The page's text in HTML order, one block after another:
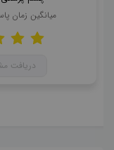
میانگین زمان
دریافت